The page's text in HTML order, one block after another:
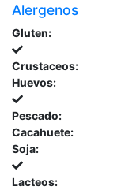
Alergenos
Gluten:
Crustaceos:
Huevos:
Pescado:
Cacahuete:
Soja:
Lacteos: